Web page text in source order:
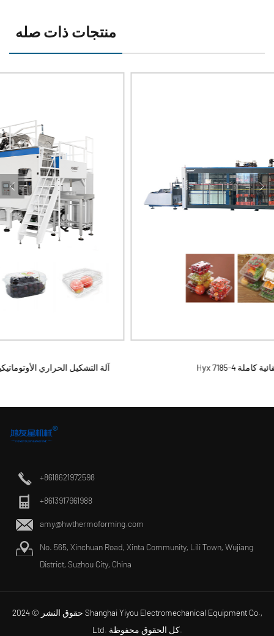
منتجات ذات صله
Hyx 7185-4 آلة 4 محطات التلقائية كاملة
+8618621972598
+8613917961988
amy@hwthermoforming.com
No. 565, Xinchuan Road, Xinta Community, Lili Town, Wujiang
District, Suzhou City, China
حقوق النشر © 2024 Shanghai Yiyou Electromechanical Equipment Co.,
Ltd. كل الحقوق محفوظة.